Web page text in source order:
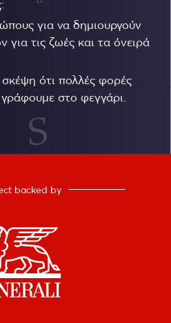
για να δημιουργούν
τις ζωές και τα όνειρά
ότι πολλές φορές
στο φεγγάρι.
backed by